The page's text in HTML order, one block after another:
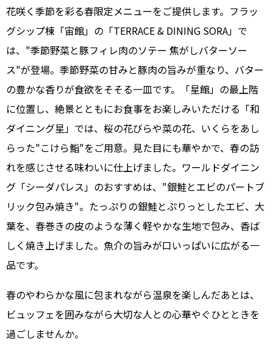
花咲く季節を彩る春限定メニューをご提供します。フラッ
グシップ棟「宙館」の「TERRACE & DINING SORA」で
は、"季節野菜と豚フィレ肉のソテー 焦がしバターソー
ス"が登場。季節野菜の甘みと豚肉の旨みが重なり、バター
の豊かな香りが食欲をそそる一皿です。「星館」の最上階
に位置し、絶景とともにお食事をお楽しみいただける「和
ダイニング星」では、桜の花びらや菜の花、いくらをあし
らった"こけら鮨"をご用意。見た目にも華やかで、春の訪
れを感じさせる味わいに仕上げました。ワールドダイニン
グ「シーダパレス」のおすすめは、"銀鮭とエビのパートブ
リック包み焼き"。たっぷりの銀鮭とぷりっとしたエビ、大
葉を、春巻きの皮のような薄く軽やかな生地で包み、香ば
しく焼き上げました。魚介の旨みが口いっぱいに広がる一
品です。
春のやわらかな風に包まれながら温泉を楽しんだあとは、
ビュッフェを囲みながら大切な人との心華やぐひとときを
過ごしませんか。